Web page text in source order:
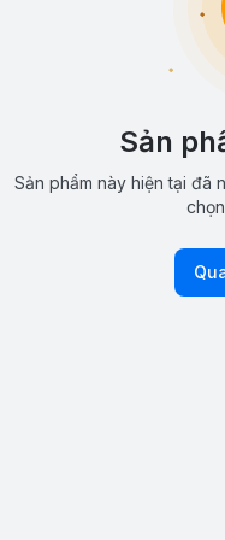
Sản
Sản phẩm này hiện tại đã